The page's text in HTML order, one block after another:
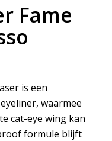
Fame
is een
waarmee
cat-eye wing kan
formule blijft